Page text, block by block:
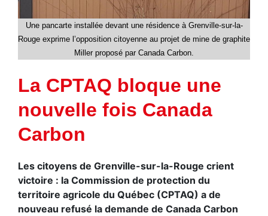
Une pancarte installée devant une résidence à Grenville-sur-la-
Rouge exprime l’opposition citoyenne au projet de mine de graphite
Miller proposé par Canada Carbon.
La CPTAQ bloque une
nouvelle fois Canada
Carbon
Les citoyens de Grenville-sur-la-Rouge crient
victoire : la Commission de protection du
territoire agricole du Québec (CPTAQ) a de
nouveau refusé la demande de Canada Carbon